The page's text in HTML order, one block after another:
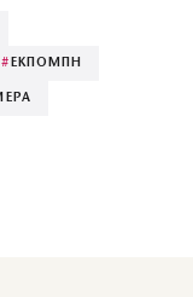
#ΕΚΠΟΜΠΗ